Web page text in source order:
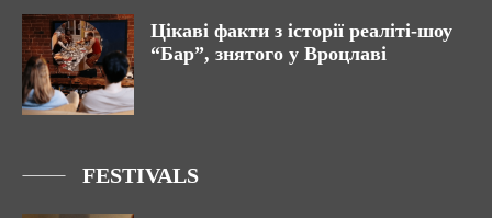
Цікаві факти з історії реаліті-шоу
“Бар”, знятого у Вроцлаві
FESTIVALS